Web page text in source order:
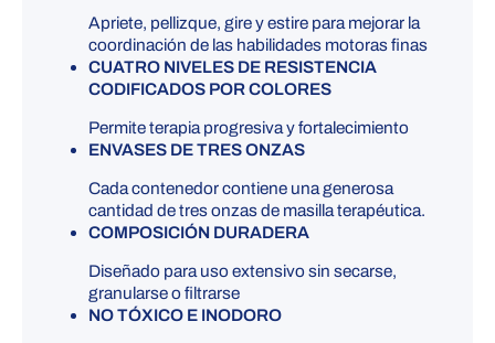
Apriete, pellizque, gire y estire para mejorar la
coordinación de las habilidades motoras finas
CUATRO NIVELES DE RESISTENCIA
CODIFICADOS POR COLORES
Permite terapia progresiva y fortalecimiento
ENVASES DE TRES ONZAS
Cada contenedor contiene una generosa
cantidad de tres onzas de masilla terapéutica.
COMPOSICIÓN DURADERA
Diseñado para uso extensivo sin secarse,
granularse o filtrarse
NO TÓXICO E INODORO